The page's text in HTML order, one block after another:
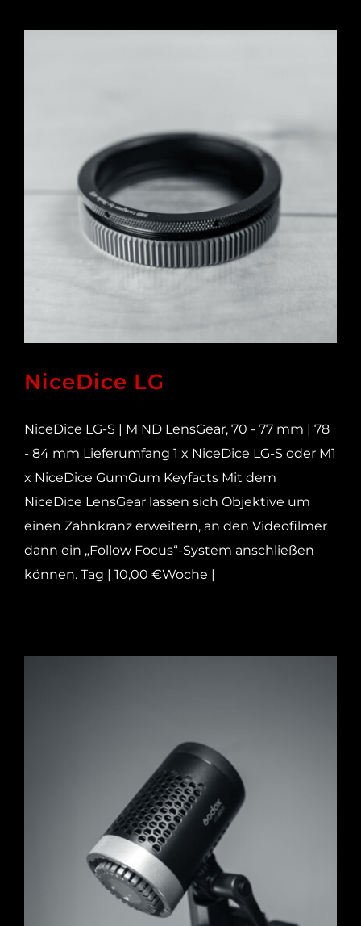
NiceDice LG
NiceDice LG-S | M ND LensGear, 70 - 77 mm | 78
- 84 mm Lieferumfang 1 x NiceDice LG-S oder M1
x NiceDice GumGum Keyfacts Mit dem
NiceDice LensGear lassen sich Objektive um
einen Zahnkranz erweitern, an den Videofilmer
dann ein „Follow Focus“-System anschließen
können. Tag | 10,00 €Woche |